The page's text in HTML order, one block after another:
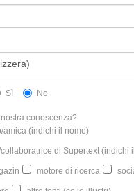
Sì No
conoscenza?
amica (indichi il nome)
di Supertext (indichi
motore di ricerca